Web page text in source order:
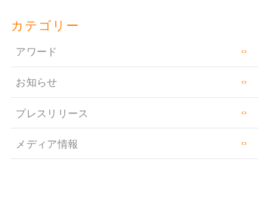
カテゴリー
アワード
お知らせ
プレスリリース
メディア情報